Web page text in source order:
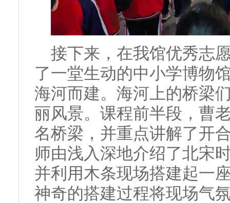
接下来，在我馆优秀志
了一堂生动的中小学博物
海河而建。海河上的桥梁
丽风景。课程前半段，曹
名桥梁，并重点讲解了开
师由浅入深地介绍了北宋
并利用木条现场搭建起一
神奇的搭建过程将现场气